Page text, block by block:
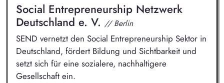
Social Entrepreneurship Netzwerk
Deutschland e. V. // Berlin
SEND vernetzt den Social Entrepreneurship Sektor in
Deutschland, fördert Bildung und Sichtbarkeit und
setzt sich für eine sozialere, nachhaltigere
Gesellschaft ein.